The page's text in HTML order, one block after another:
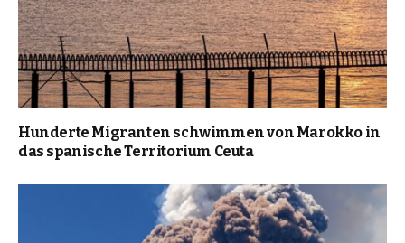
Hunderte Migranten schwimmen von Marokko in
das spanische Territorium Ceuta